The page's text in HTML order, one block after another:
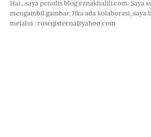
Hai...saya penulis blog eznakhalili.com. Saya
mengambil gambar. Jika ada kolaborasi, saya
melalui : roseqisteena@yahoo.com